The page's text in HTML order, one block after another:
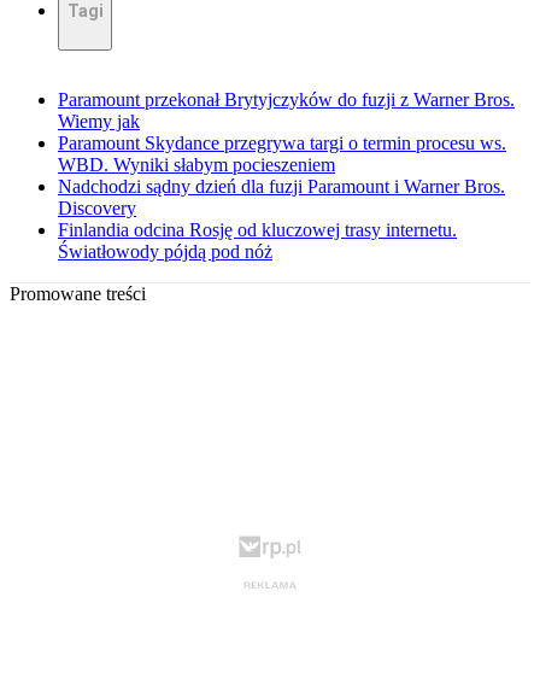
Tagi
Paramount przekonał Brytyjczyków do fuzji z Warner Bros.
Wiemy jak
Paramount Skydance przegrywa targi o termin procesu ws.
WBD. Wyniki słabym pocieszeniem
Nadchodzi sądny dzień dla fuzji Paramount i Warner Bros.
Discovery
Finlandia odcina Rosję od kluczowej trasy internetu.
Światłowody pójdą pod nóż
Promowane treści